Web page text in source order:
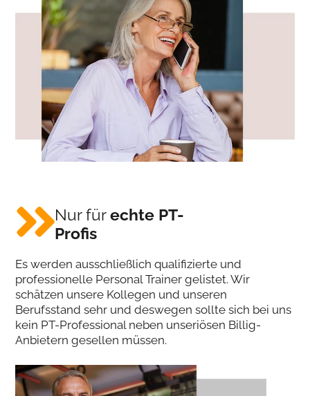
Nur fürechte PT-
Profis
Es werden ausschließlich qualifizierte und
professionelle Personal Trainer gelistet. Wir
schätzen unsere Kollegen und unseren
Berufsstand sehr und deswegen sollte sich bei uns
kein PT-Professional neben unseriösen Billig-
Anbietern gesellen müssen.